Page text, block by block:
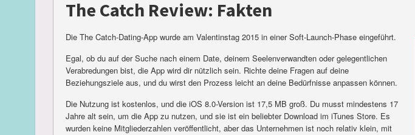
The Catch Review: Fakten
Die The Catch-Dating-App wurde am Valentinstag 2015 in einer Soft-Launch-Phase eingeführt.
Egal, ob du auf der Suche nach einem Date, deinem Seelenverwandten oder gelegentlichen
Verabredungen bist, die App wird dir nützlich sein. Richte deine Fragen auf deine
Beziehungsziele aus, und du wirst den Prozess leicht an deine Bedürfnisse anpassen können.
Die Nutzung ist kostenlos, und die iOS 8.0-Version ist 17,5 MB groß. Du musst mindestens 17
Jahre alt sein, um die App zu nutzen, und sie ist ein beliebter Download im iTunes Store. Es
wurden keine Mitgliederzahlen veröffentlicht, aber das Unternehmen ist noch relativ klein, mit